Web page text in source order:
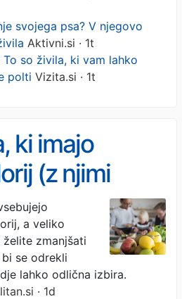
svojega psa? V njegovo
Aktivni.si · 1t
so živila, ki vam lahko
polti Vizita.si · 1t
ki imajo
(z njimi
a veliko
zmanjšati
se odrekli
lahko odlična izbira.
· 1d